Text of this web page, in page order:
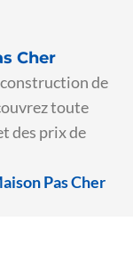
Cher
de
toute
des prix de
Pas Cher